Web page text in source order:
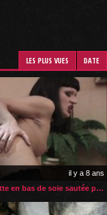
LES PLUS VUES DATE
il y a 8 ans
Jolie brunette en bas de soie sautée par son chien